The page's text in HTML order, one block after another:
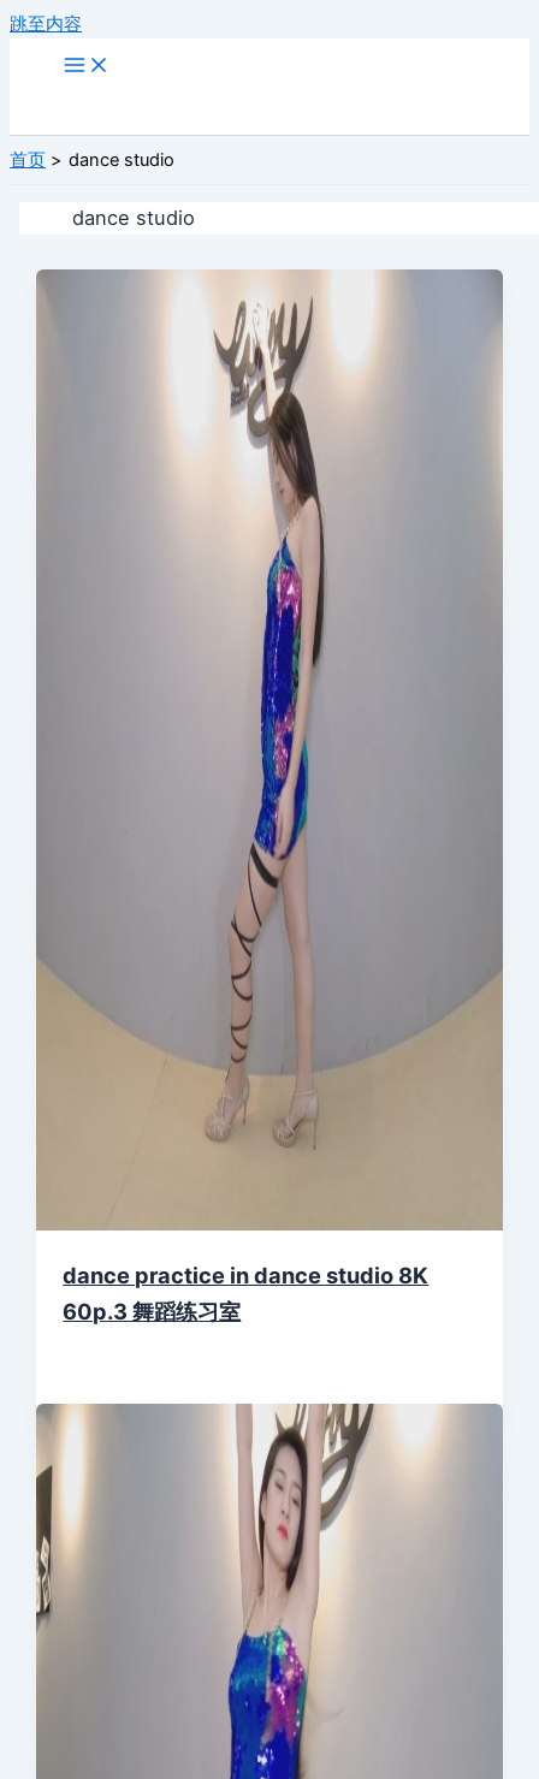
跳至内容
首页 dance studio
dance studio
dance practice in dance studio 8K
60p.3 舞蹈练习室